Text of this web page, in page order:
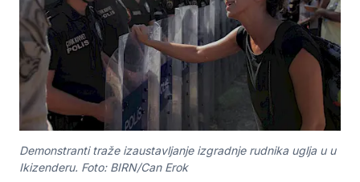
Demonstranti traže izaustavljanje izgradnje rudnika uglja u u
Ikizenderu. Foto: BIRN/Can Erok